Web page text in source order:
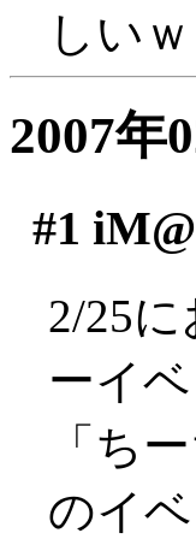
しいｗ
2007年
#1
2/25
ーイ
「ち
のイ